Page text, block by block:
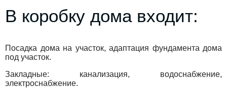
В коробку дома входит:
Посадка дома на участок, адаптация фундамента дома
под участок.
Закладные: канализация, водоснабжение,
электроснабжение.